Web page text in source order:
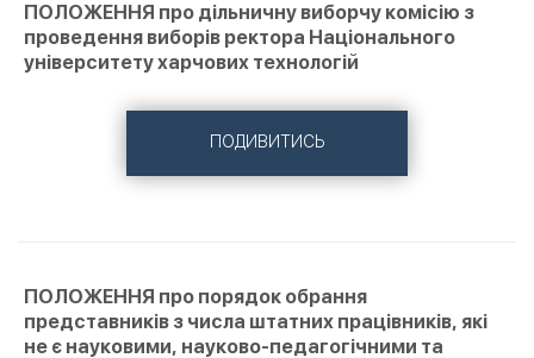
ПОЛОЖЕННЯ про дільничну виборчу комісію з
проведення виборів ректора Національного
університету харчових технологій
ПОДИВИТИСЬ
ПОЛОЖЕННЯ про порядок обрання
представників з числа штатних працівників, які
не є науковими, науково-педагогічними та